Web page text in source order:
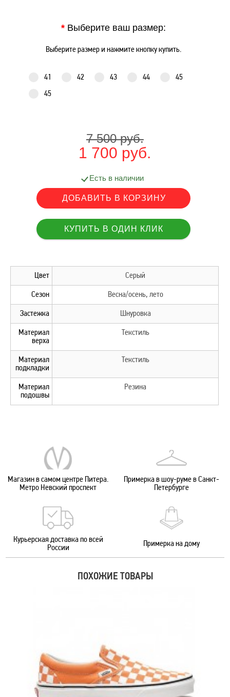
* Выберите ваш размер:
Выберите размер и нажмите кнопку купить.
41 42 43 44
45
45
7 500 руб.
1 700 руб.
Есть в наличии
Цвет Серый
Сезон Весна/осень, лето
Застежка Шнуровка
Материал
верха
Текстиль
Материал
подкладки
Текстиль
Материал
подошвы
Резина
Магазин в самом центре Питера.
Метро Невский проспект
Примерка в шоу-руме в Санкт-
Петербурге
Курьерская доставка по всей
России
Примерка на дому
ПОХОЖИЕ ТОВАРЫ